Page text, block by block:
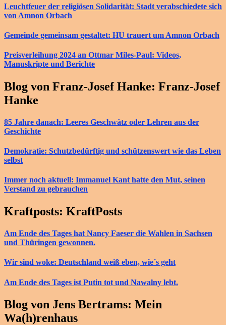
Leuchtfeuer der religiösen Solidarität: Stadt verabschiedete sich
von Amnon Orbach
Gemeinde gemeinsam gestaltet: HU trauert um Amnon Orbach
Preisverleihung 2024 an Ottmar Miles-Paul: Videos,
Manuskripte und Berichte
Blog von Franz-Josef Hanke: Franz-Josef
Hanke
85 Jahre danach: Leeres Geschwätz oder Lehren aus der
Geschichte
Demokratie: Schutzbedürftig und schützenswert wie das Leben
selbst
Immer noch aktuell: Immanuel Kant hatte den Mut, seinen
Verstand zu gebrauchen
Kraftposts: KraftPosts
Am Ende des Tages hat Nancy Faeser die Wahlen in Sachsen
und Thüringen gewonnen.
Wir sind woke: Deutschland weiß eben, wie´s geht
Am Ende des Tages ist Putin tot und Nawalny lebt.
Blog von Jens Bertrams: Mein
Wa(h)renhaus